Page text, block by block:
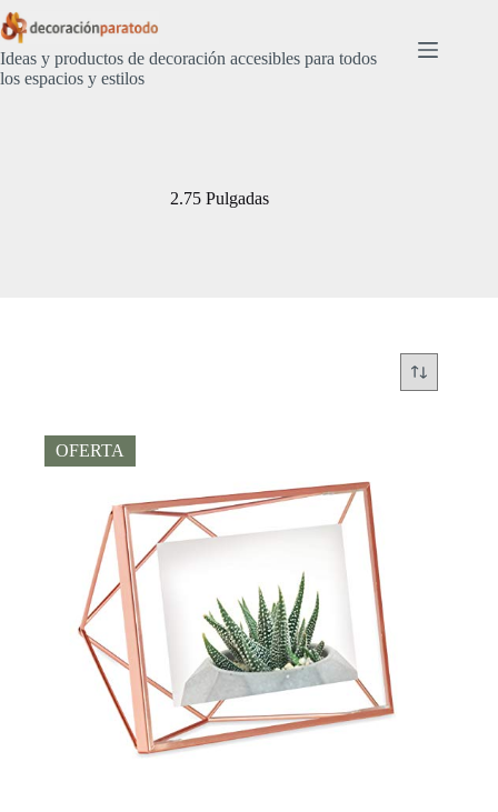
Saltar
al
contenido
Ideas y productos de decoración accesibles para todos
los espacios y estilos
2.75 Pulgadas
OFERTA